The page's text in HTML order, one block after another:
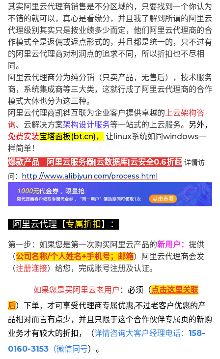
其实阿里云代理商销售是不分区域的，只要找到一个你认为
不错的就可以，真心是看缘分，并且我了解到所谓的阿里云
代理级别其实只是按业绩多少而定，他们阿里云代理商的合
作模式全是返佣或返点形式的，并且都是统一的，只不过有
的阿里云代理商对利润点的追求不同，所以折扣也不尽相
同。
阿里云代理商分为纯分销（只卖产品，无售后），技术服务
商，系统集成商等三大类，这就行成了阿里云代理商的合作
模式大体也分为这三种。
阿里云代理商凯铧互联为企业客户提供卓越的 上云架构咨
询、云解决方案架构设计服务等一站式的上云服务。 另外，
免费安装宝塔面板(bt.cn)，
让linux系统如同windows一
样简单！
爆款产品 阿里云服务器|云数据库|云安全0.6折起 详情访
问： http://www.alibjyun.com/process.html
阿里云代理【专属折扣】：
第一步：如果您是第一次购买阿里云产品的新用户 ： 提供
（公司名称/个人姓名+手机号；邮箱）阿里云代理商会发
（注册连接）给您，完成账号注册及认证。
如果您是买阿里云老用户 ： 必须 （点击这里关联
后） 下单， 才可享受代理商专属优惠,不过老客户优惠的产
品相对而言有点少，并且只限于这个合作伙伴专属页的新购
业务才有较大的折扣，
（详情咨询大客户经理电话： 158-
0160-3153 （微信同号）。